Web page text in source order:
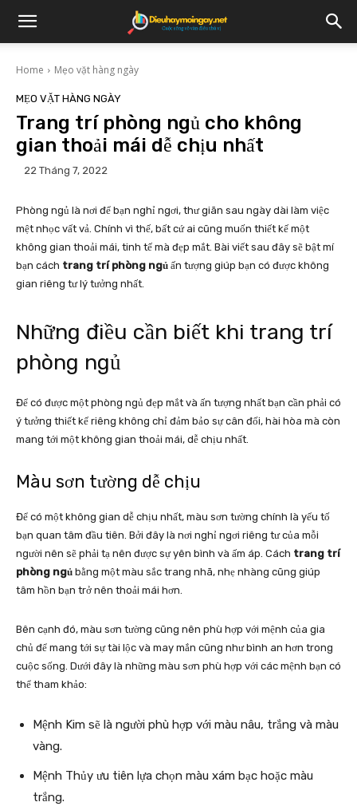
Home Mẹo vặt hàng ngày
MẸO VẶT HÀNG NGÀY
Trang trí phòng ngủ cho không
gian thoải mái dễ chịu nhất
22 Tháng 7, 2022
Phòng ngủ là nơi để bạn nghỉ ngơi, thư giãn sau ngày dài làm việc
mệt nhọc vất vả. Chính vì thế, bất cứ ai cũng muốn thiết kế một
không gian thoải mái, tinh tế mà đẹp mắt. Bài viết sau đây sẽ bật mí
bạn cách trang trí phòng ngủ ấn tượng giúp bạn có được không
gian riêng tư lý tưởng nhất.
Những điều cần biết khi trang trí
phòng ngủ
Để có được một phòng ngủ đẹp mắt và ấn tượng nhất bạn cần phải có
ý tưởng thiết kế riêng không chỉ đảm bảo sự cân đối, hài hòa mà còn
mang tới một không gian thoải mái, dễ chịu nhất.
Màu sơn tường dễ chịu
Để có một không gian dễ chịu nhất, màu sơn tường chính là yếu tố
bạn quan tâm đầu tiên. Bởi đây là nơi nghỉ ngơi riêng tư của mỗi
người nên sẽ phải tạ nên được sự yên bình và ấm áp. Cách trang trí
phòng ngủ bằng một màu sắc trang nhã, nhẹ nhàng cũng giúp
tâm hồn bạn trở nên thoải mái hơn.
Bên cạnh đó, màu sơn tường cũng nên phù hợp với mệnh của gia
chủ để mang tới sự tài lộc và may mắn cũng như bình an hơn trong
cuộc sống. Dưới đây là những màu sơn phù hợp với các mệnh bạn có
thể tham khảo:
Mệnh Kim sẽ là người phù hợp với màu nâu, trắng và màu
vàng.
Mệnh Thủy ưu tiên lựa chọn màu xám bạc hoặc màu
trắng.